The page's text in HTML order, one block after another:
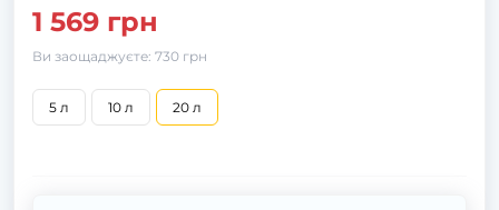
1 569 грн
Ви заощаджуєте: 730 грн
5 л 10 л 20 л